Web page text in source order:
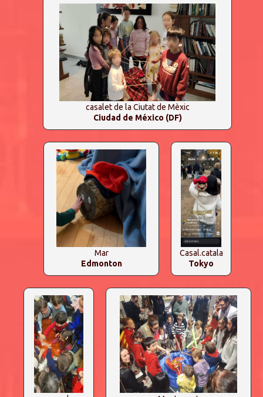
casalet de la Ciutat de Mèxic
Ciudad de México (DF)
Mar
Edmonton
Casal.catala
Tokyo